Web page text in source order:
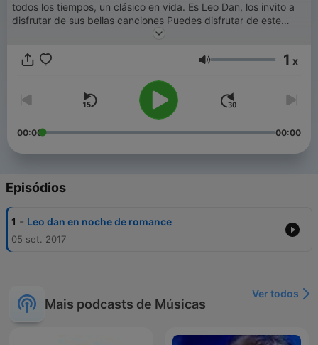
todos los tiempos, un clásico en vida. Es Leo Dan, los invito a
disfrutar de sus bellas canciones Puedes disfrutar de este
programa y de música romántica en Soritaradio1.blogspot.com
La radio que es para tì The radio That is for you
Volume 1 x
00:00 00:00
Episódios
1 - Leo dan en noche de romance
05 set. 2017
Mais podcasts de Músicas
Ver todos